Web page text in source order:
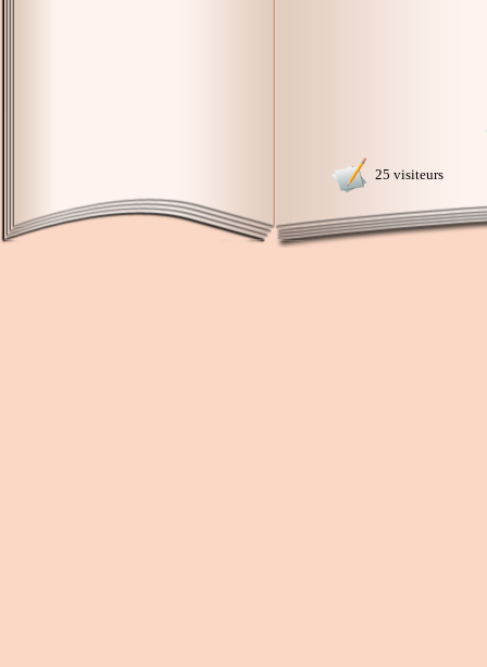
25 visiteurs